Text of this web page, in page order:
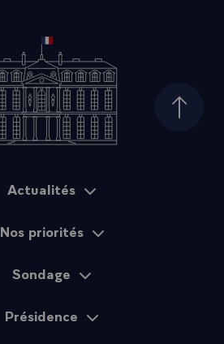
Haut
Actualités
Nos priorités
Sondage
Présidence